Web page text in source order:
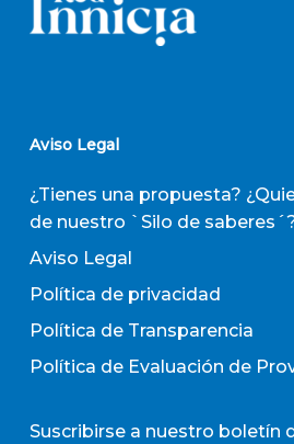
Aviso Legal
¿Tienes una propuesta?
de nuestro `Silo de
Aviso Legal
Política de privacidad
Política de Transparencia
Política de Evaluación de
Suscribirse a nuestro boletín